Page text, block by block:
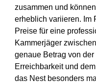
zusammen und
erheblich variieren. Im
Preise für eine
Kammerjäger
genaue Betrag von
Erreichbarkeit und
das Nest besonders